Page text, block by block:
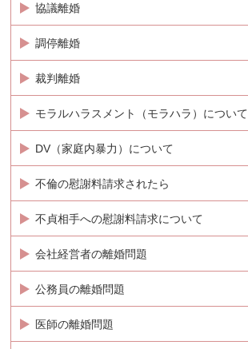
協議離婚
調停離婚
裁判離婚
モラルハラスメント（モラハラ）について
DV（家庭内暴力）について
不倫の慰謝料請求されたら
不貞相手への慰謝料請求について
会社経営者の離婚問題
公務員の離婚問題
医師の離婚問題